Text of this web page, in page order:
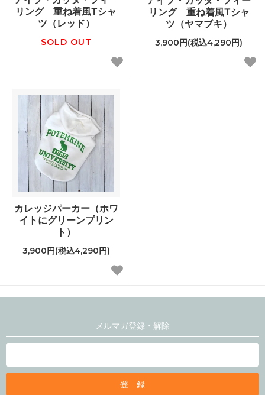
リング 重ね着風Tシャ
ツ（レッド）
SOLD OUT
リング 重ね着風Tシャ
ツ（ヤマブキ）
3,900円(税込4,290円)
カレッジパーカー（ホワ
イトにグリーンプリン
ト）
3,900円(税込4,290円)
メルマガ登録・解除